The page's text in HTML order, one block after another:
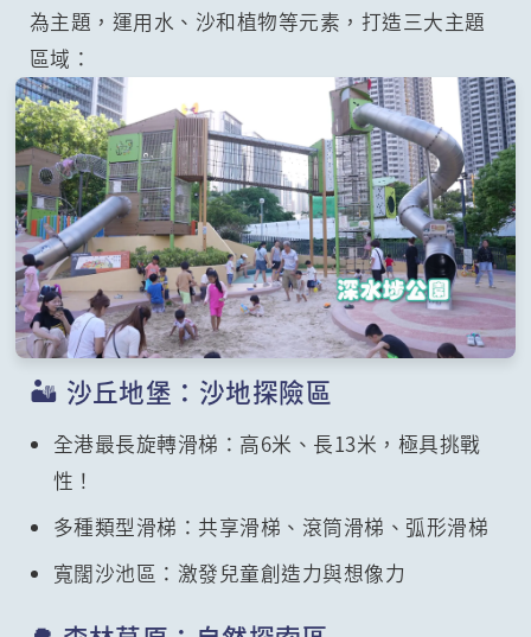
為主題，運用水、沙和植物等元素，打造三大主題
區域：
🏜️ 沙丘地堡：沙地探險區
全港最長旋轉滑梯：高6米、長13米，極具挑戰
性！
多種類型滑梯：共享滑梯、滾筒滑梯、弧形滑梯
寬闊沙池區：激發兒童創造力與想像力